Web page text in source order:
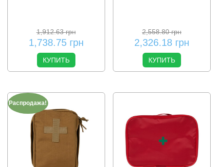
1,912.63грн
1,738.75 грн
КУПИТЬ
2,558.80грн
2,326.18 грн
КУПИТЬ
Распродажа!